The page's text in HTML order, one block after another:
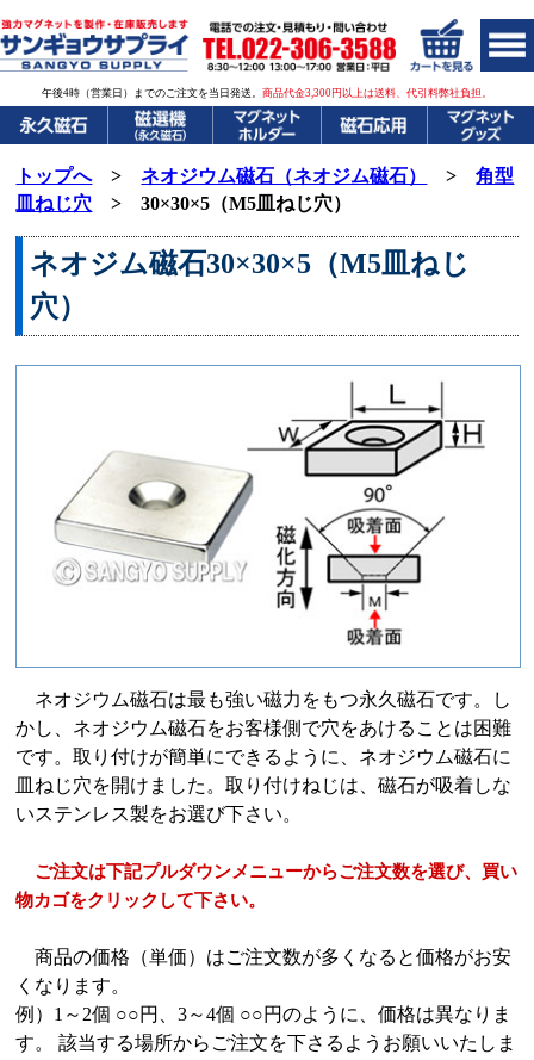
午後4時（営業日）までのご注文を当日発送。 商品代金3,300円以上は送料、代引料弊社負担。
トップへ>ネオジウム磁石（ネオジム磁石） >角型
皿ねじ穴 > 30×30×5（M5皿ねじ穴）
ネオジム磁石30×30×5（M5皿ねじ
穴）
ネオジウム磁石は最も強い磁力をもつ永久磁石です。し
かし、ネオジウム磁石をお客様側で穴をあけることは困難
です。取り付けが簡単にできるように、ネオジウム磁石に
皿ねじ穴を開けました。取り付けねじは、磁石が吸着しな
いステンレス製をお選び下さい。
ご注文は下記プルダウンメニューからご注文数を選び、買い
物カゴをクリックして下さい。
商品の価格（単価）はご注文数が多くなると価格がお安
くなります。
例）1～2個 ○○円、3～4個 ○○円のように、価格は異なりま
す。 該当する場所からご注文を下さるようお願いいたしま